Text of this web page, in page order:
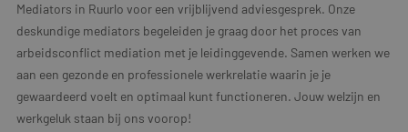
Mediators in Ruurlo voor een vrijblijvend adviesgesprek. Onze
deskundige mediators begeleiden je graag door het proces van
arbeidsconflict mediation met je leidinggevende. Samen werken we
aan een gezonde en professionele werkrelatie waarin je je
gewaardeerd voelt en optimaal kunt functioneren. Jouw welzijn en
werkgeluk staan bij ons voorop!